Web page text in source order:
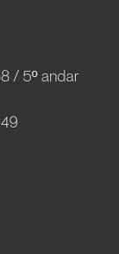
/ 5º andar